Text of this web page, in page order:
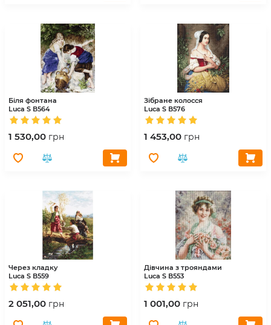
Біля фонтана
Luca S В564
1 530,00 грн
Зібране колосся
Luca S В576
1 453,00 грн
Через кладку
Luca S В559
2 051,00 грн
Дівчина з трояндами
Luca S В553
1 001,00 грн